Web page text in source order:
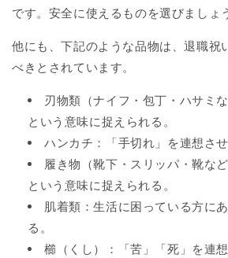
です。安全に使えるものを選びましょ
他にも、下記のような品物は、退職祝
べきとされています。
刃物類（ナイフ・包丁・ハサミ
という意味に捉えられる。
ハンカチ：「手切れ」を連想させ
履き物（靴下・スリッパ・靴な
という意味に捉えられる。
肌着類：生活に困っている方に
る。
櫛（くし）：「苦」「死」を連想